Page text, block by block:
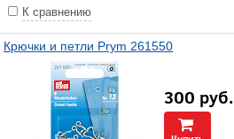
К сравнению
Крючки и петли Prym 261550
300 руб.